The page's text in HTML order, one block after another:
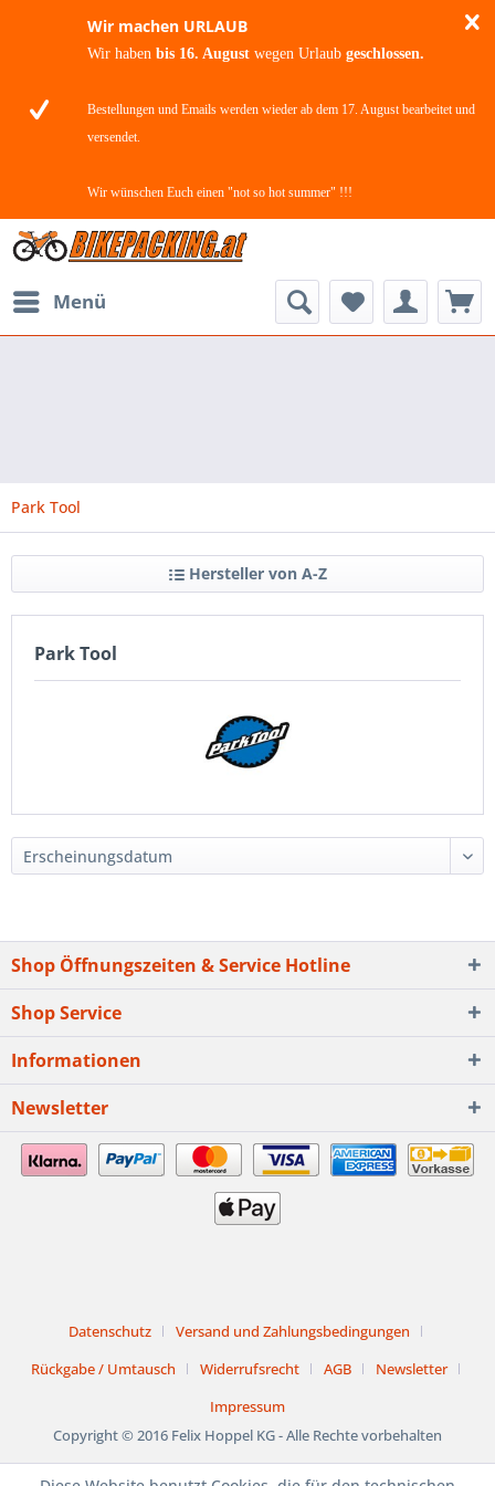
Wir machen URLAUB
Wir haben bis 16. August wegen Urlaub geschlossen.
Bestellungen und Emails werden wieder ab dem 17. August bearbeitet und
versendet.
Wir wünschen Euch einen "not so hot summer" !!!
Menü
Park Tool
Hersteller von A-Z
Park Tool
Shop Öffnungszeiten & Service Hotline
Shop Service
Informationen
Newsletter
Datenschutz
Versand und Zahlungsbedingungen
Rückgabe / Umtausch
Widerrufsrecht AGB
Newsletter
Impressum
Copyright © 2016 Felix Hoppel KG - Alle Rechte vorbehalten